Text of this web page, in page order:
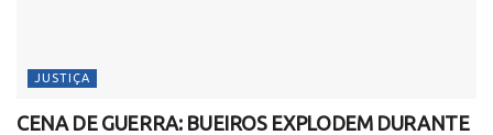
JUSTIÇA
CENA DE GUERRA: BUEIROS EXPLODEM DURANTE